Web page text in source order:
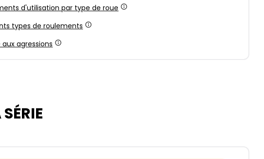
d'utilisation par type de roue
types de roulements
agressions